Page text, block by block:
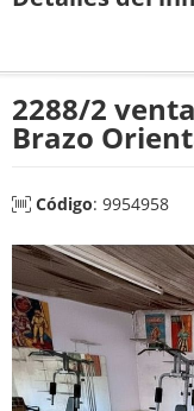
2288/2
Brazo
Código: 9954958